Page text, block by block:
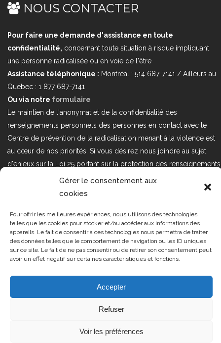
Gérer le consentement aux
cookies
Pour offrir les meilleures expériences, nous utilisons des technologies
telles que les cookies pour stocker et/ou accéder aux informations des
appareils. Le fait de consentir à ces technologies nous permettra de traiter
des données telles que le comportement de navigation ou les ID uniques
sur ce site. Le fait de ne pas consentir ou de retirer son consentement peut
avoir un effet négatif sur certaines caractéristiques et fonctions.
Accepter
Refuser
Voir les préférences
NOUS CONTACTER
Pour faire une demande d'assistance en toute
confidentialité, concernant toute situation à risque impliquant
une personne radicalisée ou en voie de l'être
Assistance téléphonique : Montréal : 514 687-7141 / Ailleurs au
Québec : 1 877 687-7141
Ou via notre formulaire
Le maintien de l'anonymat et de la confidentialité des
renseignements personnels des personnes en contact avec le
Centre de prévention de la radicalisation menant à la violence est
au cœur de nos priorités. Si vous désirez nous joindre au sujet
d'enjeux sur la Loi 25 portant sur la protection des renseignements
personnels dans le secteur privé, veuillez communiquer avec
nous à l'adresse courriel suivant : loi25@cprmv.org Pour en savoir
Tous droits réservés @2019 CPRMV
| Centre de prévention de la
radicalisation menant à la violence
(CPRMV)